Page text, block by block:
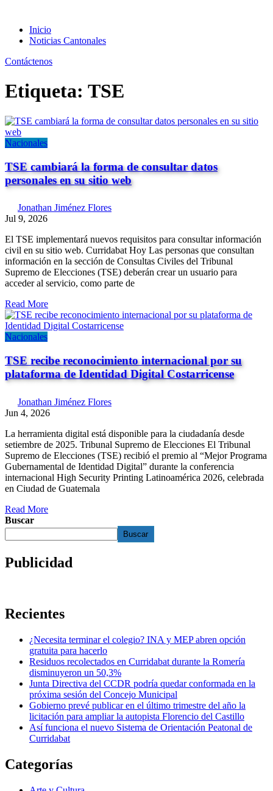
Inicio
Noticias Cantonales
Contáctenos
Etiqueta: TSE
Nacionales
TSE cambiará la forma de consultar datos
personales en su sitio web
Jonathan Jiménez Flores
Jul 9, 2026
El TSE implementará nuevos requisitos para consultar información
civil en su sitio web. Curridabat Hoy Las personas que consultan
información en la sección de Consultas Civiles del Tribunal
Supremo de Elecciones (TSE) deberán crear un usuario para
acceder al servicio, como parte de
Read More
Nacionales
TSE recibe reconocimiento internacional por su
plataforma de Identidad Digital Costarricense
Jonathan Jiménez Flores
Jun 4, 2026
La herramienta digital está disponible para la ciudadanía desde
setiembre de 2025. Tribunal Supremo de Elecciones El Tribunal
Supremo de Elecciones (TSE) recibió el premio al “Mejor Programa
Gubernamental de Identidad Digital” durante la conferencia
internacional High Security Printing Latinoamérica 2026, celebrada
en Ciudad de Guatemala
Read More
Buscar
Buscar
Publicidad
Recientes
¿Necesita terminar el colegio? INA y MEP abren opción
gratuita para hacerlo
Residuos recolectados en Curridabat durante la Romería
disminuyeron un 50,3%
Junta Directiva del CCDR podría quedar conformada en la
próxima sesión del Concejo Municipal
Gobierno prevé publicar en el último trimestre del año la
licitación para ampliar la autopista Florencio del Castillo
Así funciona el nuevo Sistema de Orientación Peatonal de
Curridabat
Categorías